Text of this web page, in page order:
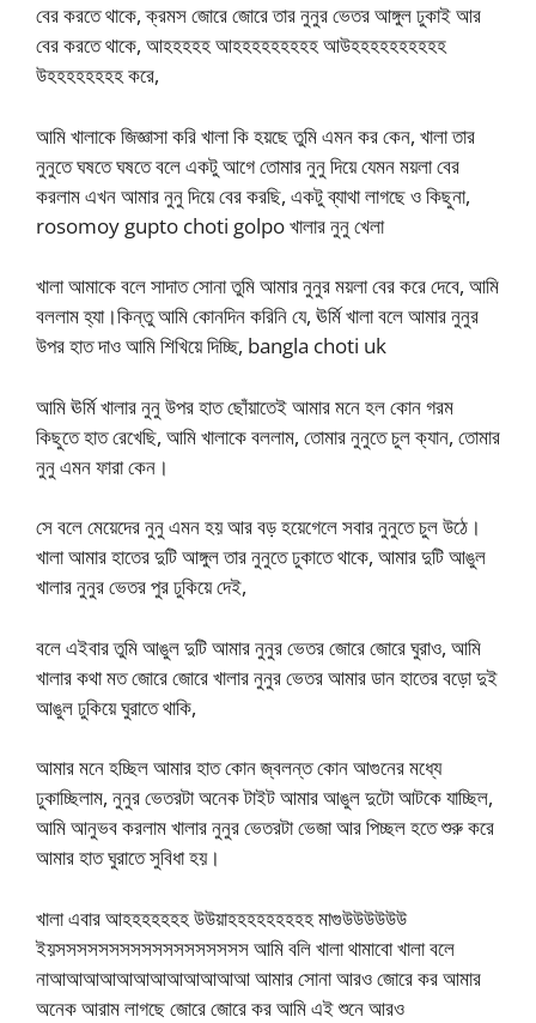
বের করতে থাকে, ক্রমস জোরে জোরে তার নুনুর ভেতর আঙ্গুল ঢুকাই আর
বের করতে থাকে, আহহহহহ আহহহহহহহহহ আউহহহহহহহহহহ
উহহহহহহহহ করে,
আমি খালাকে জিজ্ঞাসা করি খালা কি হয়ছে তুমি এমন কর কেন, খালা তার
নুনুতে ঘষতে ঘষতে বলে একটু আগে তোমার নুনু দিয়ে যেমন ময়লা বের
করলাম এখন আমার নুনু দিয়ে বের করছি, একটু ব্যাথা লাগছে ও কিছুনা,
rosomoy gupto choti golpo খালার নুনু খেলা
খালা আমাকে বলে সাদাত সোনা তুমি আমার নুনুর ময়লা বের করে দেবে, আমি
বললাম হ্যা।কিন্তু আমি কোনদিন করিনি যে, ঊর্মি খালা বলে আমার নুনুর
উপর হাত দাও আমি শিখিয়ে দিচ্ছি, bangla choti uk
আমি ঊর্মি খালার নুনু উপর হাত ছোঁয়াতেই আমার মনে হল কোন গরম
কিছুতে হাত রেখেছি, আমি খালাকে বললাম, তোমার নুনুতে চুল ক্যান, তোমার
নুনু এমন ফারা কেন।
সে বলে মেয়েদের নুনু এমন হয় আর বড় হয়েগেলে সবার নুনুতে চুল উঠে।
খালা আমার হাতের দুটি আঙ্গুল তার নুনুতে ঢুকাতে থাকে, আমার দুটি আঙুল
খালার নুনুর ভেতর পুর ঢুকিয়ে দেই,
বলে এইবার তুমি আঙুল দুটি আমার নুনুর ভেতর জোরে জোরে ঘুরাও, আমি
খালার কথা মত জোরে জোরে খালার নুনুর ভেতর আমার ডান হাতের বড়ো দুই
আঙুল ঢুকিয়ে ঘুরাতে থাকি,
আমার মনে হচ্ছিল আমার হাত কোন জ্বলন্ত কোন আগুনের মধ্যে
ঢুকাচ্ছিলাম, নুনুর ভেতরটা অনেক টাইট আমার আঙুল দুটো আটকে যাচ্ছিল,
আমি আনুভব করলাম খালার নুনুর ভেতরটা ভেজা আর পিচ্ছল হতে শুরু করে
আমার হাত ঘুরাতে সুবিধা হয়।
খালা এবার আহহহহহহহ উউয়াহহহহহহহহহ মাগুউউউউউউ
ইয়সসসসসসসসসসসসসসসসসস আমি বলি খালা থামাবো খালা বলে
নাআআআআআআআআআআআআ আমার সোনা আরও জোরে কর আমার
অনেক আরাম লাগছে জোরে জোরে কর আমি এই শুনে আরও